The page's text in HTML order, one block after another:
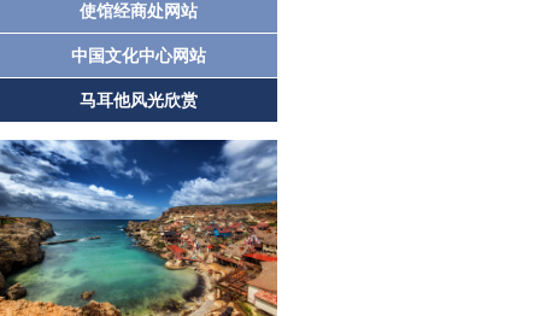
使馆经商处网站
中国文化中心网站
马耳他风光欣赏